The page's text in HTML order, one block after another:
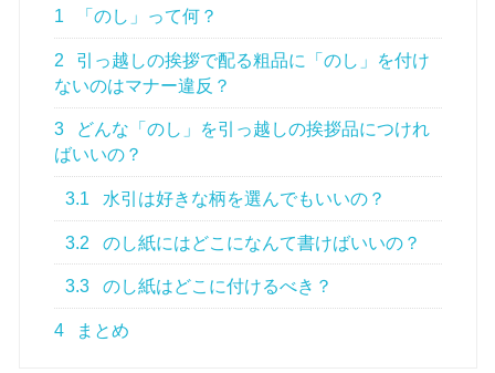
1 「のし」って何？
2
引っ越しの挨拶で配る粗品に「のし」を付け
ないのはマナー違反？
3
どんな「のし」を引っ越しの挨拶品につけれ
ばいいの？
3.1 水引は好きな柄を選んでもいいの？
3.2 のし紙にはどこになんて書けばいいの？
3.3 のし紙はどこに付けるべき？
4 まとめ